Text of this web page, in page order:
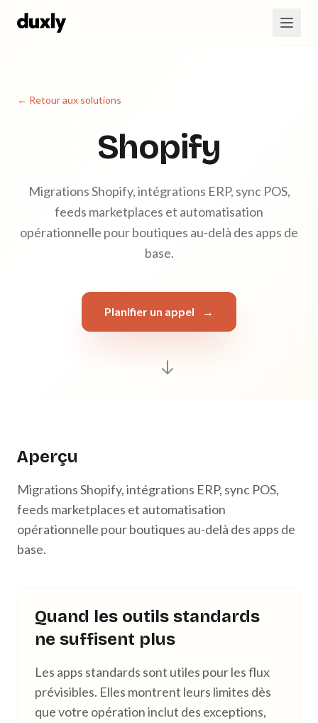
← Retour aux solutions
Shopify
Migrations Shopify, intégrations ERP, sync POS,
feeds marketplaces et automatisation
opérationnelle pour boutiques au-delà des apps de
base.
Planifier un appel →
Aperçu
Migrations Shopify, intégrations ERP, sync POS,
feeds marketplaces et automatisation
opérationnelle pour boutiques au-delà des apps de
base.
Quand les outils standards
ne suffisent plus
Les apps standards sont utiles pour les flux
prévisibles. Elles montrent leurs limites dès
que votre opération inclut des exceptions,